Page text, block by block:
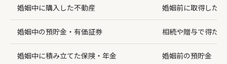
婚姻中に購入した不動産 婚姻前に取得した
婚姻中の預貯金・有価証券 相続や贈与で得た
婚姻中に積み立てた保険・年金 婚姻前の預貯金